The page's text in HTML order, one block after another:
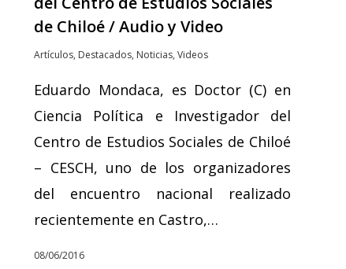
de Chiloé / Audio y Video
Artículos, Destacados, Noticias, Videos
Eduardo Mondaca, es Doctor (C) en
Ciencia Política e Investigador del
Centro de Estudios Sociales de Chiloé
– CESCH, uno de los organizadores
del encuentro nacional realizado
recientemente en Castro,…
08/06/2016